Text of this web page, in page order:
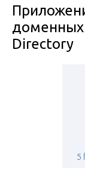
доменных
Directory
5